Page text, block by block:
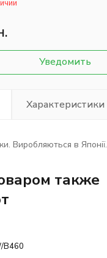
Уведомить
Характеристики
Виробляються в Японії.
также
B460